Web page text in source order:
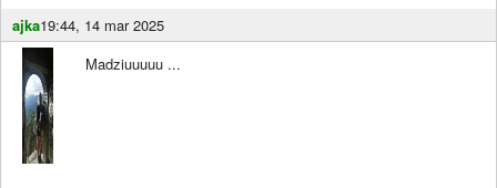
ajka19:44, 14 mar 2025
Madziuuuuu ...